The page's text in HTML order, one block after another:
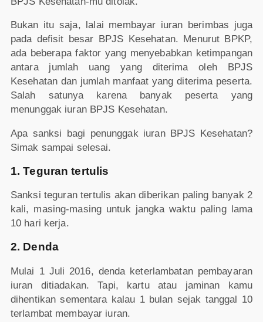
Bukan itu saja, lalai membayar iuran berimbas juga
pada defisit besar BPJS Kesehatan. Menurut BPKP,
ada beberapa faktor yang menyebabkan ketimpangan
antara jumlah uang yang diterima oleh BPJS
Kesehatan dan jumlah manfaat yang diterima peserta.
Salah satunya karena banyak peserta yang
menunggak iuran BPJS Kesehatan.
Apa sanksi bagi penunggak iuran BPJS Kesehatan?
Simak sampai selesai.
1. Teguran tertulis
Sanksi teguran tertulis akan diberikan paling banyak 2
kali, masing-masing untuk jangka waktu paling lama
10 hari kerja.
2. Denda
Mulai 1 Juli 2016, denda keterlambatan pembayaran
iuran ditiadakan. Tapi, kartu atau jaminan kamu
dihentikan sementara kalau 1 bulan sejak tanggal 10
terlambat membayar iuran.